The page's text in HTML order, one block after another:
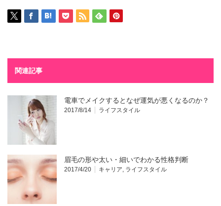
関連記事
電車でメイクするとなぜ運気が悪くなるのか？
2017/8/14 ライフスタイル
眉毛の形や太い・細いでわかる性格判断
2017/4/20 キャリア, ライフスタイル